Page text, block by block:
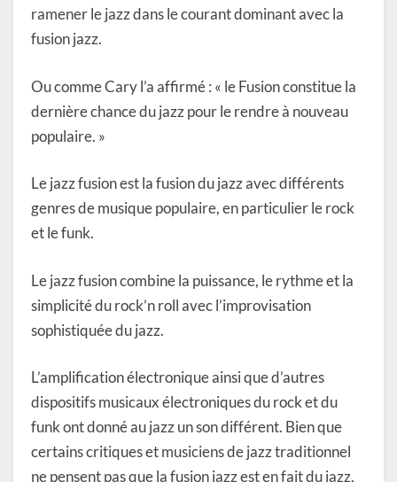
ramener le jazz dans le courant dominant avec la
fusion jazz.
Ou comme Cary l’a affirmé : « le Fusion constitue la
dernière chance du jazz pour le rendre à nouveau
populaire. »
Le jazz fusion est la fusion du jazz avec différents
genres de musique populaire, en particulier le rock
et le funk.
Le jazz fusion combine la puissance, le rythme et la
simplicité du rock’n roll avec l’improvisation
sophistiquée du jazz.
L’amplification électronique ainsi que d’autres
dispositifs musicaux électroniques du rock et du
funk ont donné au jazz un son différent. Bien que
certains critiques et musiciens de jazz traditionnel
ne pensent pas que la fusion jazz est en fait du jazz,